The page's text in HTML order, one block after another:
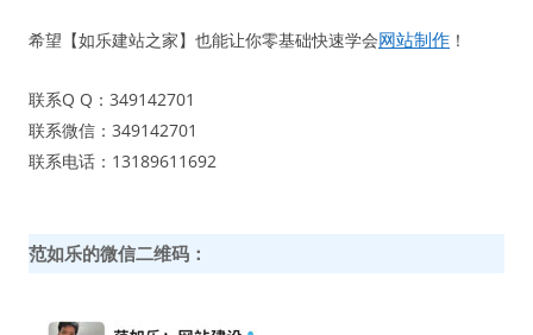
希望【如乐建站之家】也能让你零基础快速学会网站制作 ！
联系Q Q：349142701
联系微信：349142701
联系电话：13189611692
范如乐的微信二维码：